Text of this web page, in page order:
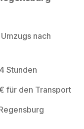
nach
Stunden
für den Transport